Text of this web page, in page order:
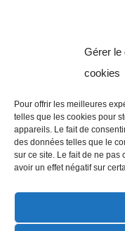
Gérer le
cookies
Pour offrir les meilleures
telles que les cookies pour
appareils. Le fait de
des données telles que le
sur ce site. Le fait de ne pas
avoir un effet négatif sur
Clos de la
B-5101 Erpent –
Bureau : +32 81
NOUS